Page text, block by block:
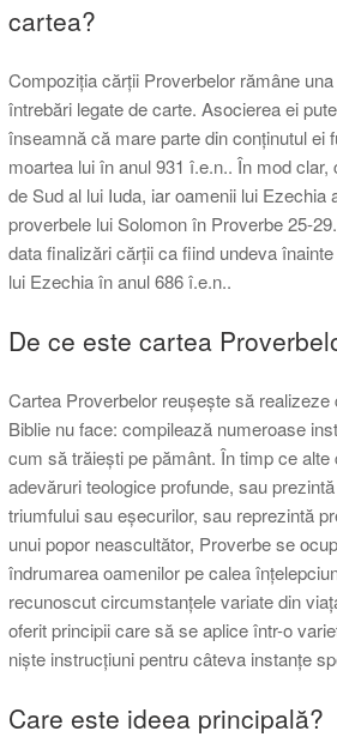
cartea?
Compoziția cărții Proverbelor rămâne
întrebări legate de carte. Asocierea ei
înseamnă că mare parte din conținutul ei
moartea lui în anul 931 î.e.n.. În mod
de Sud al lui Iuda, iar oamenii lui Ezechia
proverbele lui Solomon în Proverbe 25-
data finalizări cărții ca fiind undeva
lui Ezechia în anul 686 î.e.n..
De ce este cartea
Cartea Proverbelor reușește să
Biblie nu face: compilează numeroase
cum să trăiești pe pământ. În timp ce alte
adevăruri teologice profunde, sau
triumfului sau eșecurilor, sau reprezintă
unui popor neascultător, Proverbe se
îndrumarea oamenilor pe calea
recunoscut circumstanțele variate din
oferit principii care să se aplice într-o
niște instrucțiuni pentru câteva instanțe
Care este ideea principală?